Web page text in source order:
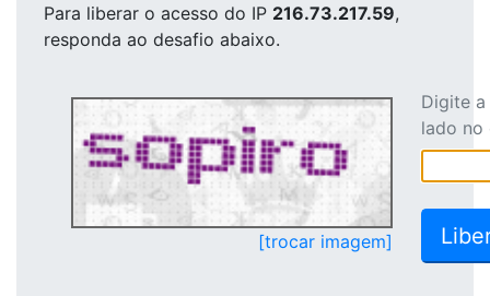
Para liberar o acesso do IP 216.73.217.59,
responda ao desafio abaixo.
[trocar imagem]
Digite
lado no